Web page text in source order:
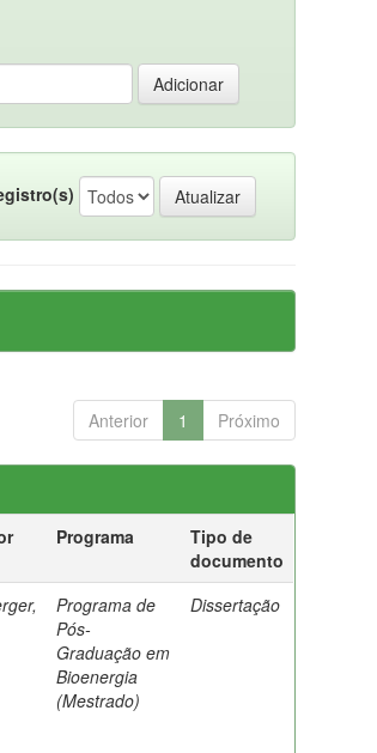
Anterior 1 Próximo
Programa
Tipo de
documento
Programa de
Pós-
Graduação em
Bioenergia
(Mestrado)
Dissertação